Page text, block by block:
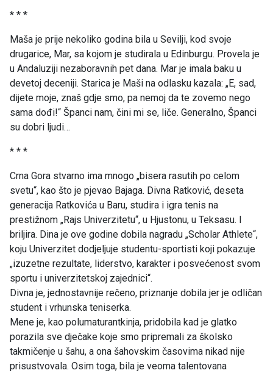
* * *
Maša je prije nekoliko godina bila u Sevilji, kod svoje
drugarice, Mar, sa kojom je studirala u Edinburgu. Provela je
u Andaluziji nezaboravnih pet dana. Mar je imala baku u
devetoj deceniji. Starica je Maši na odlasku kazala: „E, sad,
dijete moje, znaš gdje smo, pa nemoj da te zovemo nego
sama dođi!“ Španci nam, čini mi se, liče. Generalno, Španci
su dobri ljudi…
* * *
Crna Gora stvarno ima mnogo „bisera rasutih po celom
svetu“, kao što je pjevao Bajaga. Divna Ratković, deseta
generacija Ratkovića u Baru, studira i igra tenis na
prestižnom „Rajs Univerzitetu“, u Hjustonu, u Teksasu. I
briljira. Dina je ove godine dobila nagradu „Scholar Athlete“,
koju Univerzitet dodjeljuje studentu-sportisti koji pokazuje
„izuzetne rezultate, liderstvo, karakter i posvećenost svom
sportu i univerzitetskoj zajednici“.
Divna je, jednostavnije rečeno, priznanje dobila jer je odličan
student i vrhunska teniserka.
Mene je, kao polumaturantkinja, pridobila kad je glatko
porazila sve dječake koje smo pripremali za školsko
takmičenje u šahu, a ona šahovskim časovima nikad nije
prisustvovala. Osim toga, bila je veoma talentovana